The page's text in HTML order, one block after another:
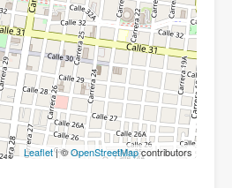
Leaflet| ©OpenStreetMapcontributors